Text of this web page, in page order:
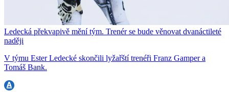
Ledecká překvapivě mění tým. Trenér se bude věnovat dvanáctileté
naději
V týmu Ester Ledecké skončili lyžařští trenéři Franz Gamper a
Tomáš Bank.